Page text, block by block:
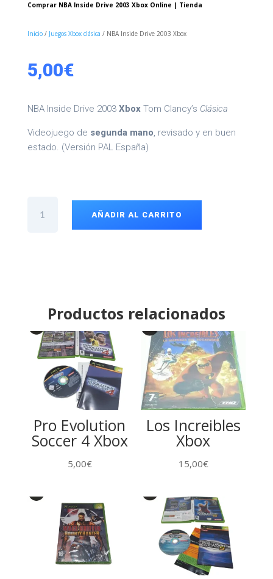
Comprar NBA Inside Drive 2003 Xbox Online | Tienda
Inicio/ Juegos Xbox clásica / NBA Inside Drive 2003 Xbox
5,00€
NBA Inside Drive 2003 XboxTom Clancy’s Clásica
Videojuego de segunda mano, revisado y en buen
estado. (Versión PAL España)
Inside
AÑADIR AL CARRITO
Productos relacionados
Pro Evolution
Soccer 4 Xbox
5,00€
Los Increibles
Xbox
15,00€